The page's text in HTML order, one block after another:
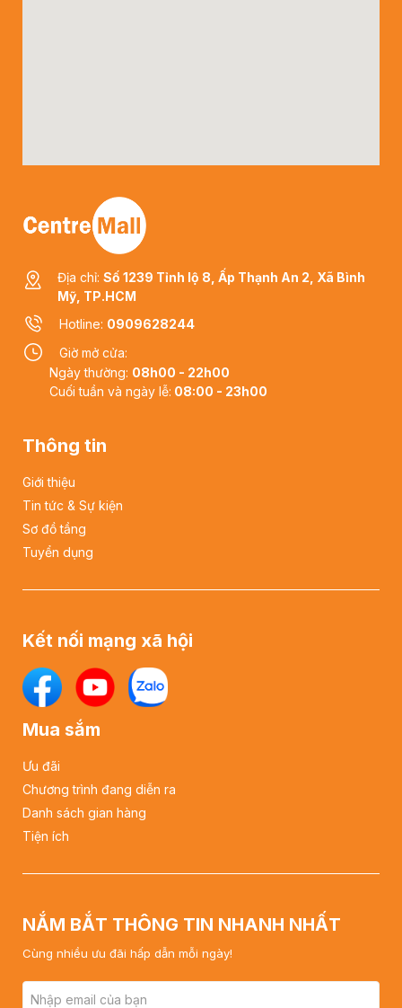
Địa chỉ: Số 1239 Tỉnh lộ 8, Ấp Thạnh An 2, Xã Bình
Mỹ, TP.HCM
Hotline: 0909628244
Giờ mở cửa:
Ngày thường: 08h00 - 22h00
Cuối tuần và ngày lễ: 08:00 - 23h00
Thông tin
Giới thiệu
Tin tức & Sự kiện
Sơ đồ tầng
Tuyển dụng
Kết nối mạng xã hội
Mua sắm
Ưu đãi
Chương trình đang diễn ra
Danh sách gian hàng
Tiện ích
NẮM BẮT THÔNG TIN NHANH NHẤT
Cùng nhiều ưu đãi hấp dẫn mỗi ngày!